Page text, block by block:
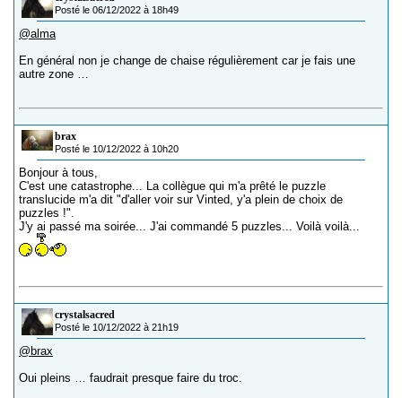
Posté le 06/12/2022 à 18h49
@alma
En général non je change de chaise régulièrement car je fais une
autre zone …
brax
Posté le 10/12/2022 à 10h20
Bonjour à tous,
C'est une catastrophe... La collègue qui m'a prêté le puzzle
translucide m'a dit "d'aller voir sur Vinted, y'a plein de choix de
puzzles !".
J'y ai passé ma soirée... J'ai commandé 5 puzzles... Voilà voilà...
crystalsacred
Posté le 10/12/2022 à 21h19
@brax
Oui pleins … faudrait presque faire du troc.